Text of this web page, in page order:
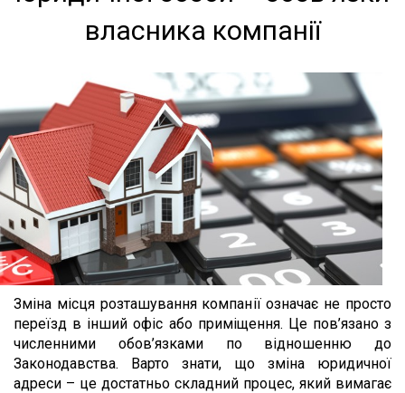
власника компанії
Зміна місця розташування компанії означає не просто
переїзд в інший офіс або приміщення. Це пов’язано з
численними обов’язками по відношенню до
Законодавства. Варто знати, що зміна юридичної
адреси – це достатньо складний процес, який вимагає